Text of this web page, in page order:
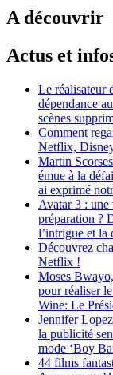
A découvrir
Actus et
Le réalisateur
dépendance
scènes
Comment
Netflix,
Martin
émue à la
ai exprimé
Avatar 3 : une
préparation ?
l’intrigue et la
Découvrez
Netflix !
Moses
pour réaliser
Wine: Le
Jennifer
la publicité
mode ‘Boy
44 films